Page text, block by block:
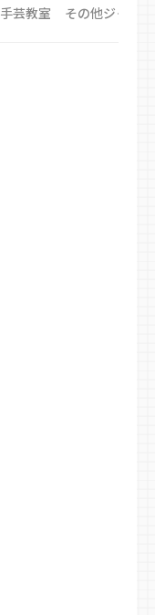
手芸教室 その他ジャンル